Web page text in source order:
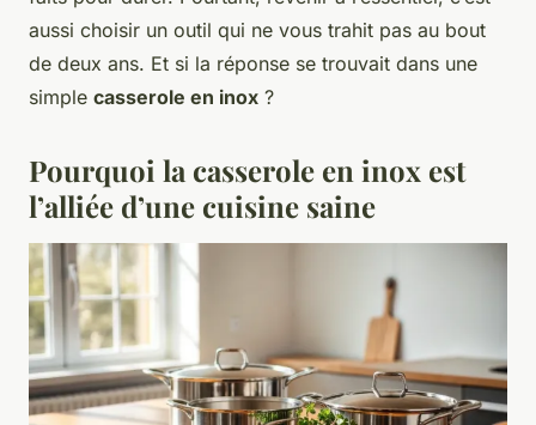
aussi choisir un outil qui ne vous trahit pas au bout
de deux ans. Et si la réponse se trouvait dans une
simple casserole en inox ?
Pourquoi la casserole en inox est
l’alliée d’une cuisine saine